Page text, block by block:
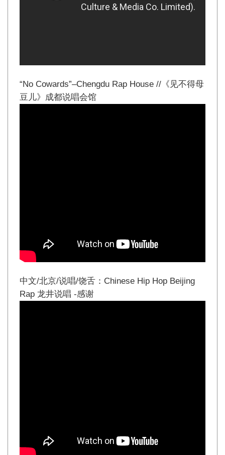
“No Cowards”–Chengdu Rap House //《见不得母
豆儿》成都说唱会馆
中文/北京/说唱/饶舌：Chinese Hip Hop Beijing
Rap 龙井说唱 -感谢